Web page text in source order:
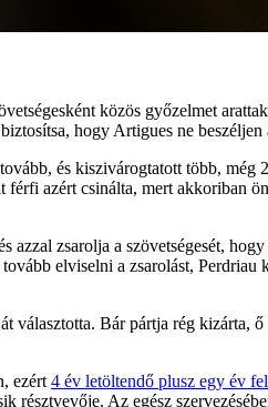
közös győzelmet
hogy Artigues ne
és kiszivárogtatott több,
azért csinálta, mert akkoriban
azzal zsarolja a szövetségesét, hogy
elviselni a zsarolást, Perdriau
Bár pártja rég kizárta,
ezért 4 év letöltendő plusz egy év
Az egész